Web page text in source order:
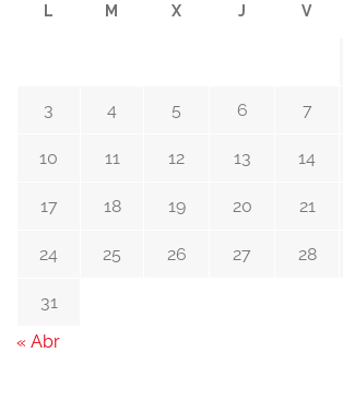
L M X J V
3 4 5 6 7
10 11 12 13 14
17 18 19 20 21
24 25 26 27 28
31
« Abr